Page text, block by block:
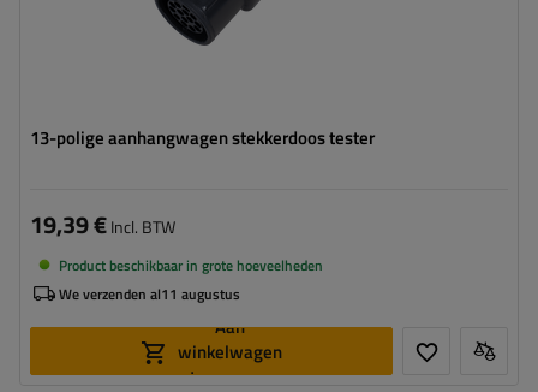
13-polige aanhangwagen stekkerdoos tester
19,39 €Incl. BTW
Product beschikbaar in grote hoeveelheden
We verzenden al11 augustus
Aan
winkelwagen
toevoegen